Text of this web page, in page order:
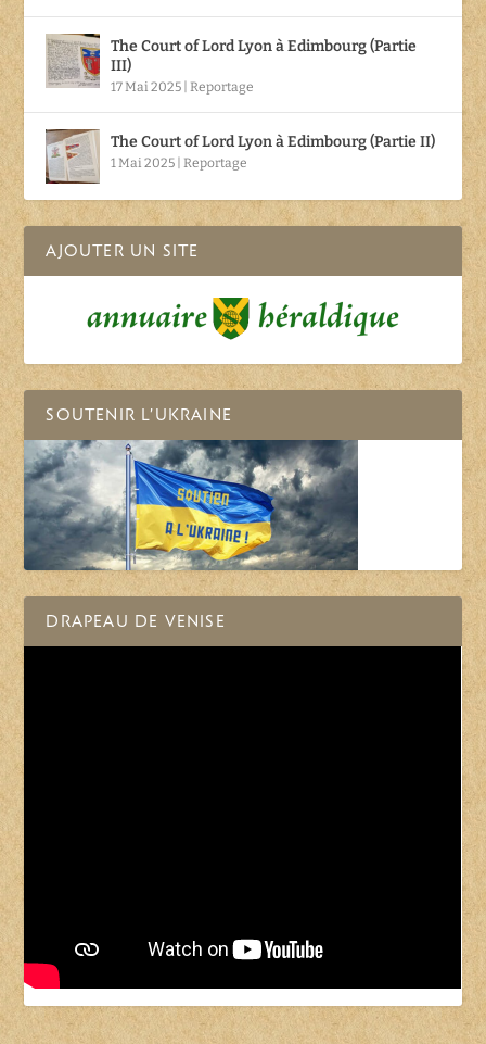
The Court of Lord Lyon à Edimbourg (Partie
III)
17 Mai 2025 |Reportage
The Court of Lord Lyon à Edimbourg (Partie II)
1 Mai 2025 |Reportage
AJOUTER UN SITE
SOUTENIR L’UKRAINE
DRAPEAU DE VENISE